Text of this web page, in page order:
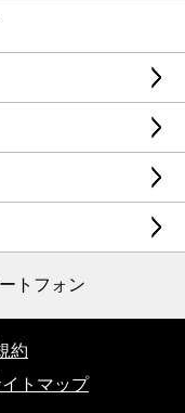
トフォン
約
トマップ